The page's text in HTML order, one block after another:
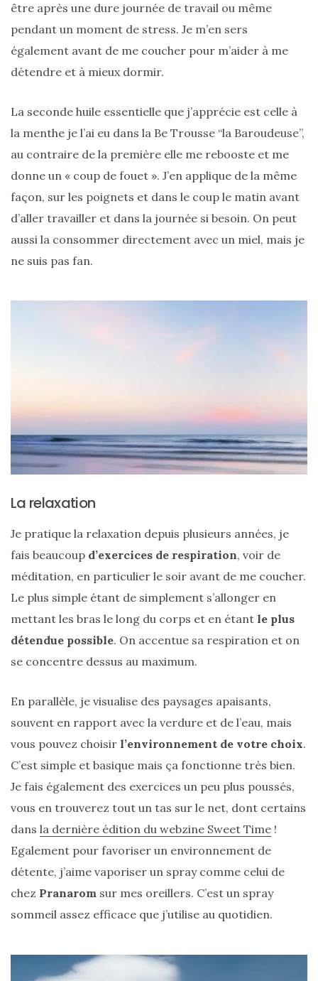
Ma
sélection
de
sacs
légers
et
tendance
tendances
printemps
été
2026
:
sélection
et
au
quotidien
09/05/2026
être après une dure journée de travail ou même
pendant un moment de stress. Je m’en sers
également avant de me coucher pour m’aider à me
détendre et à mieux dormir.
La seconde huile essentielle que j’apprécie est celle à
la menthe je l’ai eu dans la Be Trousse “la Baroudeuse”,
au contraire de la première elle me rebooste et me
donne un « coup de fouet ». J’en applique de la même
façon, sur les poignets et dans le coup le matin avant
d’aller travailler et dans la journée si besoin. On peut
aussi la consommer directement avec un miel, mais je
ne suis pas fan.
La relaxation
Je pratique la relaxation depuis plusieurs années, je
fais beaucoup d’exercices de respiration, voir de
méditation, en particulier le soir avant de me coucher.
Le plus simple étant de simplement s’allonger en
mettant les bras le long du corps et en étant le plus
détendue possible. On accentue sa respiration et on
se concentre dessus au maximum.
En parallèle, je visualise des paysages apaisants,
souvent en rapport avec la verdure et de l’eau, mais
vous pouvez choisir l’environnement de votre choix.
C’est simple et basique mais ça fonctionne très bien.
Je fais également des exercices un peu plus poussés,
vous en trouverez tout un tas sur le net, dont certains
dans la dernière édition du webzine Sweet Time !
Egalement pour favoriser un environnement de
détente, j’aime vaporiser un spray comme celui de
chez Pranarom sur mes oreillers. C’est un spray
sommeil assez efficace que j’utilise au quotidien.